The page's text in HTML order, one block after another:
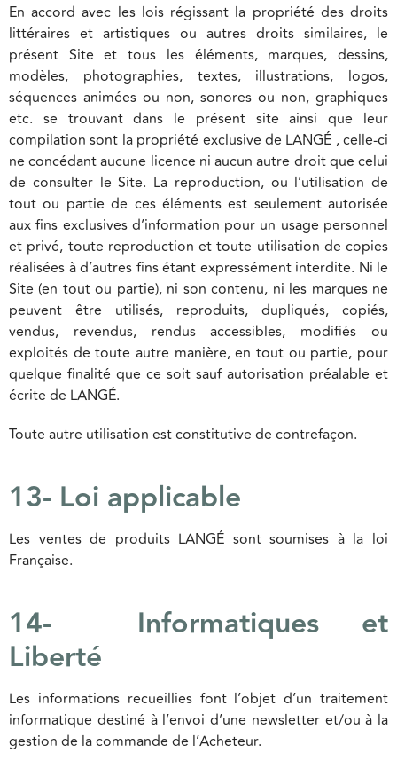
En accord avec les lois régissant la propriété des droits
littéraires et artistiques ou autres droits similaires, le
présent Site et tous les éléments, marques, dessins,
modèles, photographies, textes, illustrations, logos,
séquences animées ou non, sonores ou non, graphiques
etc. se trouvant dans le présent site ainsi que leur
compilation sont la propriété exclusive de LANGÉ , celle-ci
ne concédant aucune licence ni aucun autre droit que celui
de consulter le Site. La reproduction, ou l’utilisation de
tout ou partie de ces éléments est seulement autorisée
aux fins exclusives d’information pour un usage personnel
et privé, toute reproduction et toute utilisation de copies
réalisées à d’autres fins étant expressément interdite. Ni le
Site (en tout ou partie), ni son contenu, ni les marques ne
peuvent être utilisés, reproduits, dupliqués, copiés,
vendus, revendus, rendus accessibles, modifiés ou
exploités de toute autre manière, en tout ou partie, pour
quelque finalité que ce soit sauf autorisation préalable et
écrite de LANGÉ.
Toute autre utilisation est constitutive de contrefaçon.
13- Loi applicable
Les ventes de produits LANGÉ sont soumises à la loi
Française.
14- Informatiques et
Liberté
Les informations recueillies font l’objet d’un traitement
informatique destiné à l’envoi d’une newsletter et/ou à la
gestion de la commande de l’Acheteur.